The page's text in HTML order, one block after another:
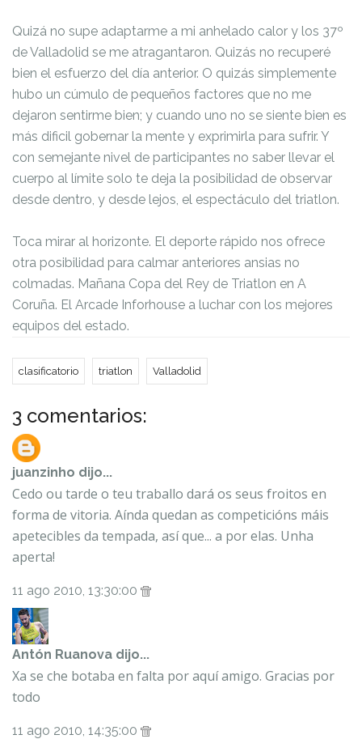
Quizá no supe adaptarme a mi anhelado calor y los 37º
de Valladolid se me atragantaron. Quizás no recuperé
bien el esfuerzo del día anterior. O quizás simplemente
hubo un cúmulo de pequeños factores que no me
dejaron sentirme bien; y cuando uno no se siente bien es
más dificil gobernar la mente y exprimirla para sufrir. Y
con semejante nivel de participantes no saber llevar el
cuerpo al límite solo te deja la posibilidad de observar
desde dentro, y desde lejos, el espectáculo del triatlon.
Toca mirar al horizonte. El deporte rápido nos ofrece
otra posibilidad para calmar anteriores ansias no
colmadas. Mañana Copa del Rey de Triatlon en A
Coruña. El Arcade Inforhouse a luchar con los mejores
equipos del estado.
clasificatorio triatlon Valladolid
3 comentarios:
juanzinho dijo...
Cedo ou tarde o teu traballo dará os seus froitos en
forma de vitoria. Aínda quedan as competicións máis
apetecibles da tempada, así que... a por elas. Unha
aperta!
11 ago 2010, 13:30:00
Antón Ruanova dijo...
Xa se che botaba en falta por aquí amigo. Gracias por
todo
11 ago 2010, 14:35:00